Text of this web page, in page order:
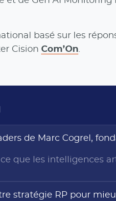
basé sur les
Cision Com’On.
de Marc Cogrel,
que les intelligences
stratégie RP pour